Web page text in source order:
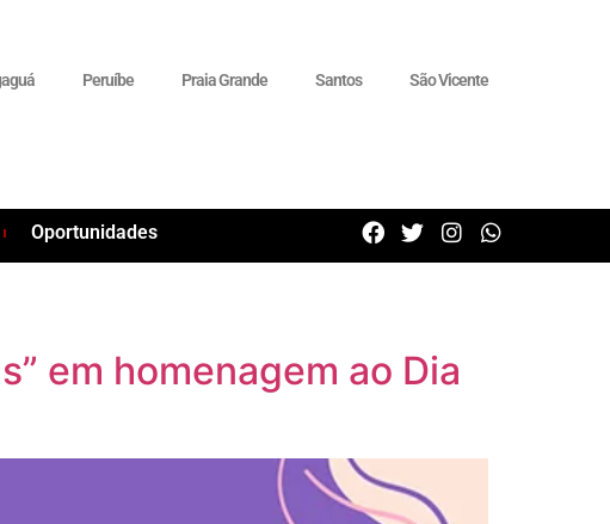
Peruíbe Praia Grande Santos São Vicente
Oportunidades
em homenagem ao Dia